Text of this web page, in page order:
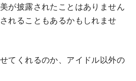
が披露されたことはありません
れることもあるかもしれませ
てくれるのか、アイドル以外の